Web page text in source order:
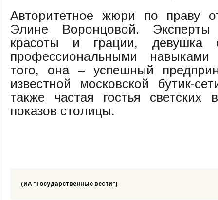
Авторитетное жюри по праву
Элине Воронцовой.
красоты и грации, девушка
профессиональными
того, она – успешный
известной московской бутик-
также частая гостья светских
показов столицы.
(ИА "Государственные вести")